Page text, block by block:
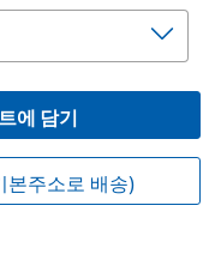
에 담기
본주소로 배송)